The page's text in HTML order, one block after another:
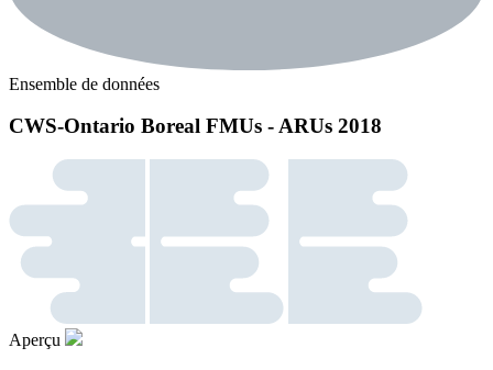
Ensemble de données
CWS-Ontario Boreal FMUs - ARUs 2018
Aperçu